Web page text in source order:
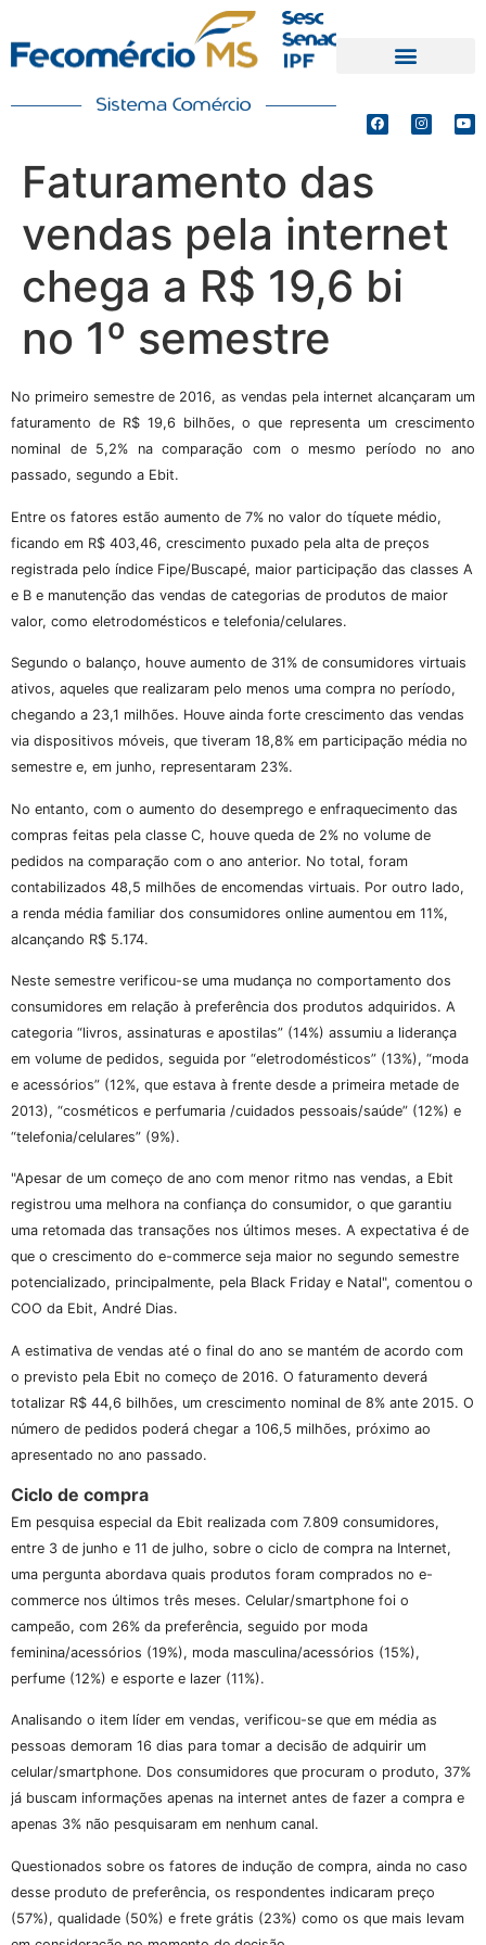
Faturamento das
vendas pela internet
chega a R$ 19,6 bi
no 1º semestre
No primeiro semestre de 2016, as vendas pela internet alcançaram um
faturamento de R$ 19,6 bilhões, o que representa um crescimento
nominal de 5,2% na comparação com o mesmo período no ano
passado, segundo a Ebit.
Entre os fatores estão aumento de 7% no valor do tíquete médio,
ficando em R$ 403,46, crescimento puxado pela alta de preços
registrada pelo índice Fipe/Buscapé, maior participação das classes A
e B e manutenção das vendas de categorias de produtos de maior
valor, como eletrodomésticos e telefonia/celulares.
Segundo o balanço, houve aumento de 31% de consumidores virtuais
ativos, aqueles que realizaram pelo menos uma compra no período,
chegando a 23,1 milhões. Houve ainda forte crescimento das vendas
via dispositivos móveis, que tiveram 18,8% em participação média no
semestre e, em junho, representaram 23%.
No entanto, com o aumento do desemprego e enfraquecimento das
compras feitas pela classe C, houve queda de 2% no volume de
pedidos na comparação com o ano anterior. No total, foram
contabilizados 48,5 milhões de encomendas virtuais. Por outro lado,
a renda média familiar dos consumidores online aumentou em 11%,
alcançando R$ 5.174.
Neste semestre verificou-se uma mudança no comportamento dos
consumidores em relação à preferência dos produtos adquiridos. A
categoria “livros, assinaturas e apostilas” (14%) assumiu a liderança
em volume de pedidos, seguida por “eletrodomésticos” (13%), “moda
e acessórios” (12%, que estava à frente desde a primeira metade de
2013), “cosméticos e perfumaria /cuidados pessoais/saúde” (12%) e
“telefonia/celulares” (9%).
"Apesar de um começo de ano com menor ritmo nas vendas, a Ebit
registrou uma melhora na confiança do consumidor, o que garantiu
uma retomada das transações nos últimos meses. A expectativa é de
que o crescimento do e-commerce seja maior no segundo semestre
potencializado, principalmente, pela Black Friday e Natal", comentou o
COO da Ebit, André Dias.
A estimativa de vendas até o final do ano se mantém de acordo com
o previsto pela Ebit no começo de 2016. O faturamento deverá
totalizar R$ 44,6 bilhões, um crescimento nominal de 8% ante 2015. O
número de pedidos poderá chegar a 106,5 milhões, próximo ao
apresentado no ano passado.
Ciclo de compra
Em pesquisa especial da Ebit realizada com 7.809 consumidores,
entre 3 de junho e 11 de julho, sobre o ciclo de compra na Internet,
uma pergunta abordava quais produtos foram comprados no e-
commerce nos últimos três meses. Celular/smartphone foi o
campeão, com 26% da preferência, seguido por moda
feminina/acessórios (19%), moda masculina/acessórios (15%),
perfume (12%) e esporte e lazer (11%).
Analisando o item líder em vendas, verificou-se que em média as
pessoas demoram 16 dias para tomar a decisão de adquirir um
celular/smartphone. Dos consumidores que procuram o produto, 37%
já buscam informações apenas na internet antes de fazer a compra e
apenas 3% não pesquisaram em nenhum canal.
Questionados sobre os fatores de indução de compra, ainda no caso
desse produto de preferência, os respondentes indicaram preço
(57%), qualidade (50%) e frete grátis (23%) como os que mais levam